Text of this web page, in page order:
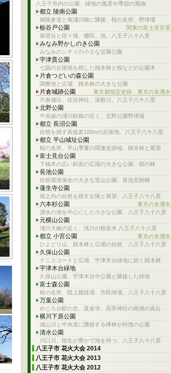
八王子市内の公園、緑地の風景や季節の風物
都立 陵南公園
御陵参道と南淺川橋に隣接、桜の名所、野球場
栃谷戸公園
関東の富士見百景
展望台と段々畑、棚田、池、八王子八十八景
みなみ野かしのき公園
みなみのシティの小さな近隣公園
宇津貫公園
七国の丘陵地を残した雑木林と桜などの公園木
片倉つどいの森公園
調整池と広場、雑木林の大きな公園
片倉城跡公園
東京都指定史跡、東京の名湧水
片倉城址、住吉神社、湯殿川、八王子八十八景
北野公園
中央線の淺川鉄橋の近く、北野公園野球場
都立 長沼公園
自然を残す高低差100mの丘陵地、八王子八十八景
都立 平山城址公園
桜の名所、平山季重の関連史跡地、雑木林と展望
富士見台公園
下柚木の広い斜面の広場の大きな公園、桜の林
長池公園
自然環境保全の大きな里山公園、長池見附橋
蓮生寺公園
堀之内の自然を残す丘陵と展望、八王子八十八景
六本杉公園
東京の名湧水
湧水の池を中心にした小さな公園、八王子八十八景
元横山公園
淺川大橋の近く、浅川の桜並木 八王子八十八景
都立 小宮公園
東京の名湧水
ひよどり山、雑木林と広場の自然、八王子八十八景
久保山公園
テニスコートと広場、宇津木台緑地に続く雑木林
宇津木台緑地
久保山公園、宇津木台中公園と隣接した緑地
富士森公園
桜の名所、陸上競技場、市民球場、八王子八十八景
万葉公園
めじろ台駅の北、真覚寺、高宰神社の南側の高台
横川下原公園
城山川と中央道に隣接する欅林が特徴の公園
清水公園
川口川、植生が豊かで池を持つ、八王子八十八景
八王子市 花火大会 2014
八王子市 花火大会 2013
八王子市 花火大会 2012